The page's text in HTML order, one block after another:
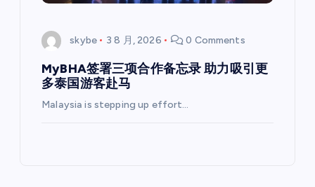
skybe 3 8 月, 2026 0 Comments
MyBHA签署三项合作备忘录 助力吸引更
多泰国游客赴马
Malaysia is stepping up effort…